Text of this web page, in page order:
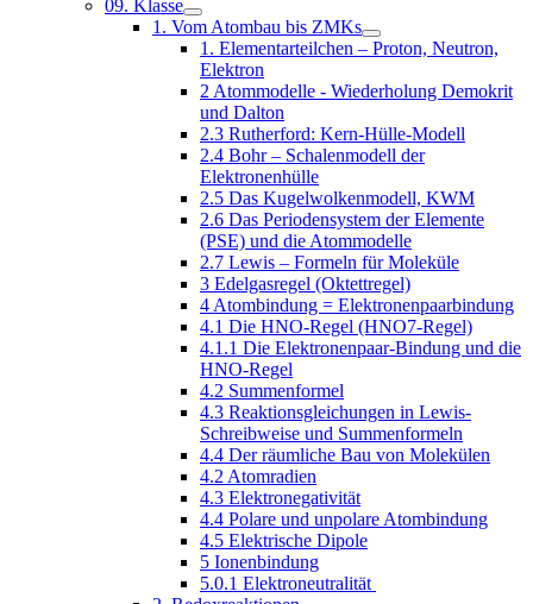
09. Klasse
1. Vom Atombau bis ZMKs
1. Elementarteilchen – Proton, Neutron,
Elektron
2 Atommodelle - Wiederholung Demokrit
und Dalton
2.3 Rutherford: Kern-Hülle-Modell
2.4 Bohr – Schalenmodell der
Elektronenhülle
2.5 Das Kugelwolkenmodell, KWM
2.6 Das Periodensystem der Elemente
(PSE) und die Atommodelle
2.7 Lewis – Formeln für Moleküle
3 Edelgasregel (Oktettregel)
4 Atombindung = Elektronenpaarbindung
4.1 Die HNO-Regel (HNO7-Regel)
4.1.1 Die Elektronenpaar-Bindung und die
HNO-Regel
4.2 Summenformel
4.3 Reaktionsgleichungen in Lewis-
Schreibweise und Summenformeln
4.4 Der räumliche Bau von Molekülen
4.2 Atomradien
4.3 Elektronegativität
4.4 Polare und unpolare Atombindung
4.5 Elektrische Dipole
5 Ionenbindung
5.0.1 Elektroneutralität